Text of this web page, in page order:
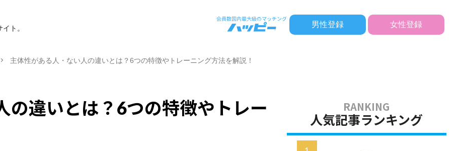
ト。
男性登録 女性登録
主体性がある人・ない人の違いとは？6つの特徴やトレーニング方法を解説！
の違いとは？6つの特徴やトレー
人気記事ランキング